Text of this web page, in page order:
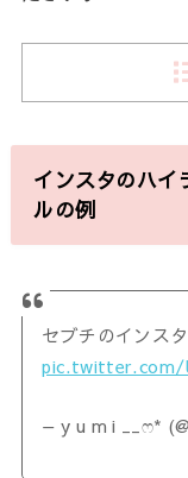
インスタのハイ
ルの例
セブチのインス
pic.twitter.com/
— y u m i __ෆ*